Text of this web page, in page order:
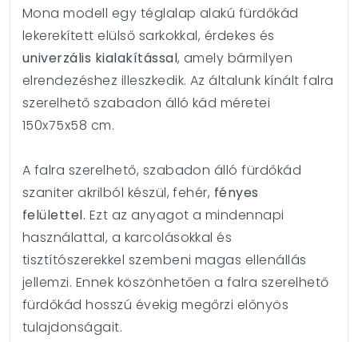
Mona modell egy téglalap alakú fürdőkád
lekerekített elülső sarkokkal, érdekes és
univerzális kialakítással, amely bármilyen
elrendezéshez illeszkedik. Az általunk kínált falra
szerelhető szabadon álló kád méretei
150x75x58 cm.
A falra szerelhető, szabadon álló fürdőkád
szaniter akrilból készül, fehér, fényes
felülettel. Ezt az anyagot a mindennapi
használattal, a karcolásokkal és
tisztítószerekkel szembeni magas ellenállás
jellemzi. Ennek köszönhetően a falra szerelhető
fürdőkád hosszú évekig megőrzi előnyös
tulajdonságait.